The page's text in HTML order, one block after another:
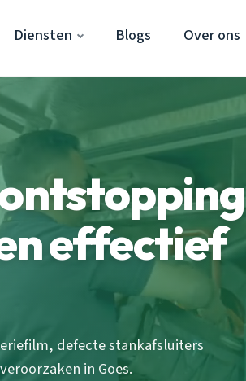
Diensten Blogs Over ons
effectief
defecte stankafsluiters
in Goes.